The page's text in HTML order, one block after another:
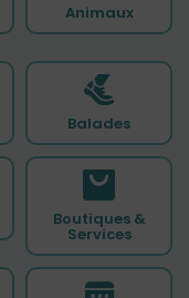
Animaux
Balades
Boutiques &
Services